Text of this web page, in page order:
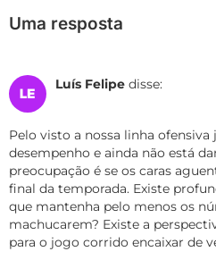
Uma resposta
Luís Felipe disse:
Pelo visto a nossa linha
desempenho e ainda não está
preocupação é se os caras
final da temporada. Existe
que mantenha pelo menos os
machucarem? Existe a
para o jogo corrido encaixar de